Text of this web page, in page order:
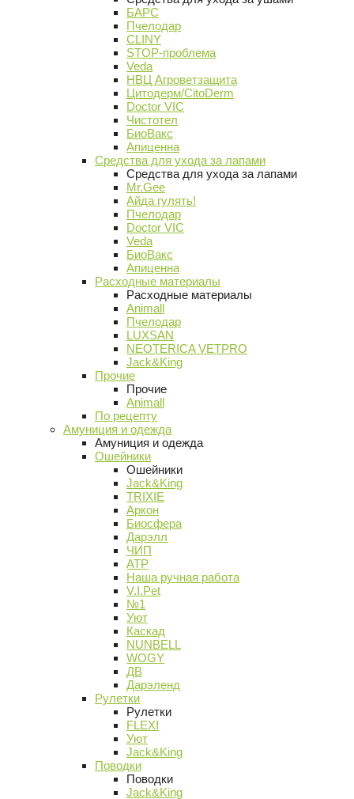
БАРС
Пчелодар
CLINY
STOP-проблема
Veda
НВЦ Агроветзащита
Цитодерм/CitoDerm
Doctor VIC
Чистотел
БиоВакс
Апиценна
Средства для ухода за лапами
Средства для ухода за лапами
Mr.Gee
Айда гулять!
Пчелодар
Doctor VIC
Veda
БиоВакс
Апиценна
Расходные материалы
Расходные материалы
Animall
Пчелодар
LUXSAN
NEOTERICA VETPRO
Jack&King
Прочие
Прочие
Animall
По рецепту
Амуниция и одежда
Амуниция и одежда
Ошейники
Ошейники
Jack&King
TRIXIE
Аркон
Биосфера
Дарэлл
ЧИП
АТР
Наша ручная работа
V.I.Pet
№1
Уют
Каскад
NUNBELL
WOGY
ДВ
Дарэленд
Рулетки
Рулетки
FLEXI
Уют
Jack&King
Поводки
Поводки
Jack&King